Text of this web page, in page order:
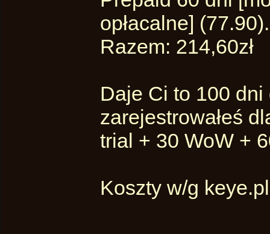
opłacalne] (77.90).
Razem: 214,60zł
Daje Ci to 100 dni
zarejestrowałeś
trial + 30 WoW +
Koszty w/g